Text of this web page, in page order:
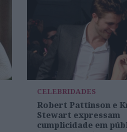
CELEBRIDADES
Robert Pattinson e
Stewart expressam
cumplicidade em